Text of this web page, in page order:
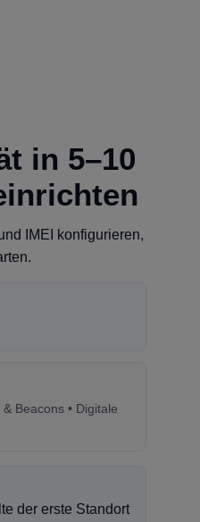
in 5–10
IMEI konfigurieren,
Beacons • Digitale
der erste Standort